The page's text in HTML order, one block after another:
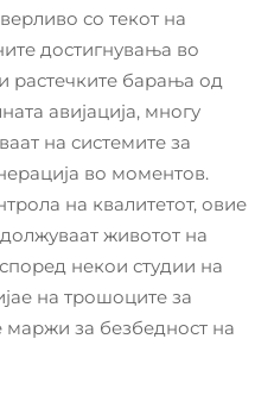
со текот на
достигнувања во
растечките барања од
авијација, многу
на системите за
во моментов.
на квалитетот, овие
животот на
некои студии на
на трошоците за
за безбедност на